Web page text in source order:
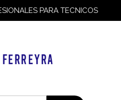
PARA TECNICOS